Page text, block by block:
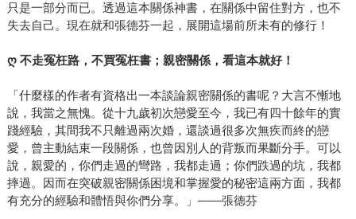
只是一部分而已。透過這本關係神書，在關係中留住對方，也不
失去自己。現在就和張德芬一起，展開這場前所未有的修行！
ღ 不走冤枉路，不買冤枉書；親密關係，看這本就好！
「什麼樣的作者有資格出一本談論親密關係的書呢？大言不慚地
說，我當之無愧。從十九歲初次戀愛至今，我已有四十餘年的實
踐經驗，其間我不只離過兩次婚，還談過很多次無疾而終的戀
愛，曾主動結束一段關係，也曾因別人的背叛而果斷分手。可以
說，親愛的，你們走過的彎路，我都走過；你們跌過的坑，我都
摔過。因而在突破親密關係困境和掌握愛的秘密這兩方面，我都
有充分的經驗和體悟與你們分享。」——張德芬